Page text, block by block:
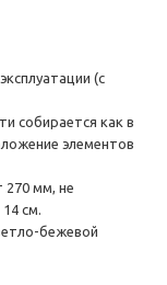
(с
собирается как в
элементов
270 мм, не
см.
бежевой